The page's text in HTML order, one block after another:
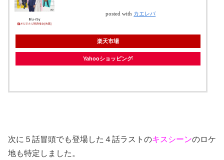
posted with カエレバ
楽天市場
Yahooショッピング
次に５話冒頭でも登場した４話ラストのキスシーンのロケ
地も特定しました。